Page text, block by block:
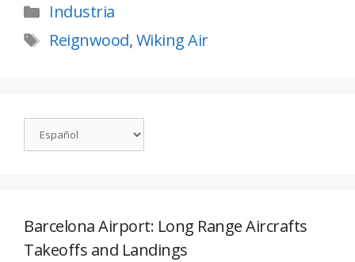
Industria
Reignwood,Wiking Air
Barcelona Airport: Long Range Aircrafts
Takeoffs and Landings